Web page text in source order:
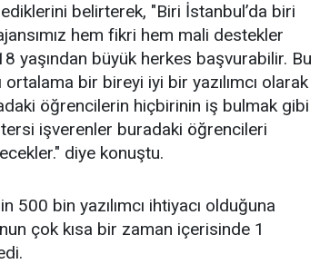
belirterek, "Biri İstanbul’da biri
hem fikri hem mali destekler
yaşından büyük herkes başvurabilir. Bu
ortalama bir bireyi iyi bir yazılımcı olarak
öğrencilerin hiçbirinin iş bulmak gibi
işverenler buradaki öğrencileri
diye konuştu.
500 bin yazılımcı ihtiyacı olduğuna
çok kısa bir zaman içerisinde 1